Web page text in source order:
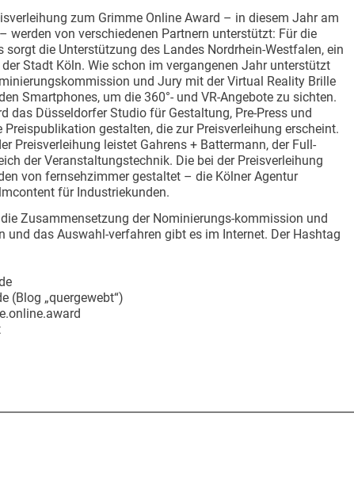
zum Grimme Online Award – in diesem Jahr am
werden von verschiedenen Partnern unterstützt: Für die
sorgt die Unterstützung des Landes Nordrhein-Westfalen, ein
Stadt Köln. Wie schon im vergangenen Jahr unterstützt
und Jury mit der Virtual Reality Brille
Smartphones, um die 360°- und VR-Angebote zu sichten.
das Düsseldorfer Studio für Gestaltung, Pre-Press und
gestalten, die zur Preisverleihung erscheint.
Preisverleihung leistet Gahrens + Battermann, der Full-
der Veranstaltungstechnik. Die bei der Preisverleihung
von fernsehzimmer gestaltet – die Kölner Agentur
für Industriekunden.
Zusammensetzung der Nominierungs-kommission und
und das Auswahl-verfahren gibt es im Internet. Der Hashtag
(Blog „quergewebt“)